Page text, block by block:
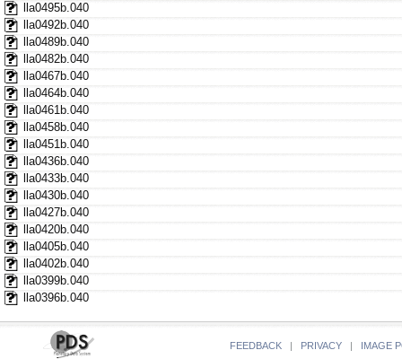
lla0495b.040
lla0492b.040
lla0489b.040
lla0482b.040
lla0467b.040
lla0464b.040
lla0461b.040
lla0458b.040
lla0451b.040
lla0436b.040
lla0433b.040
lla0430b.040
lla0427b.040
lla0420b.040
lla0405b.040
lla0402b.040
lla0399b.040
lla0396b.040
FEEDBACK | PRIVACY | IMAGE